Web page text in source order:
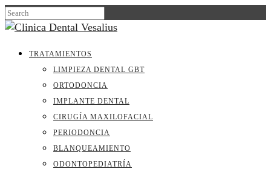
TRATAMIENTOS
LIMPIEZA DENTAL GBT
ORTODONCIA
IMPLANTE DENTAL
CIRUGÍA MAXILOFACIAL
PERIODONCIA
BLANQUEAMIENTO
ODONTOPEDIATRÍA